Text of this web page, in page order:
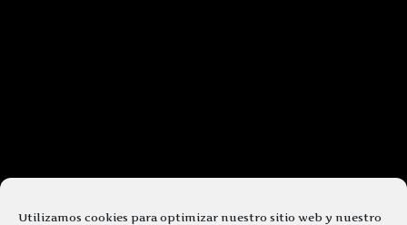
Utilizamos cookies para optimizar nuestro sitio web y nuestro